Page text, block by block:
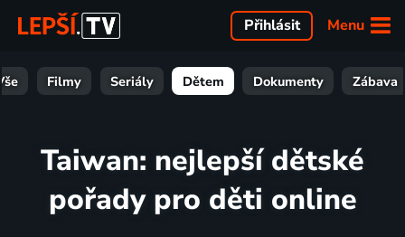
Menu
Přihlásit
Filmy Seriály Dětem Dokumenty Zábava
Taiwan: nejlepší dětské
pořady pro děti online